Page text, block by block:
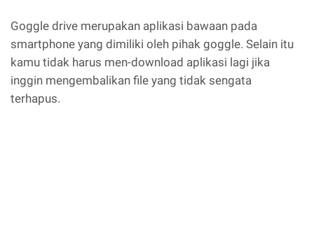
Goggle drive merupakan aplikasi bawaan pada
smartphone yang dimiliki oleh pihak goggle. Selain itu
kamu tidak harus men-download aplikasi lagi jika
inggin mengembalikan file yang tidak sengata
terhapus.